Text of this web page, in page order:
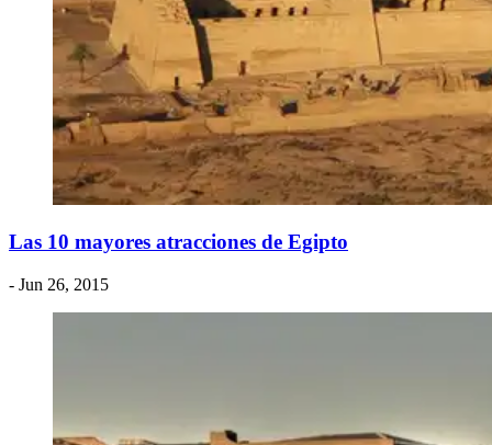
​Las 10 mayores atracciones de Egipto
- Jun 26, 2015